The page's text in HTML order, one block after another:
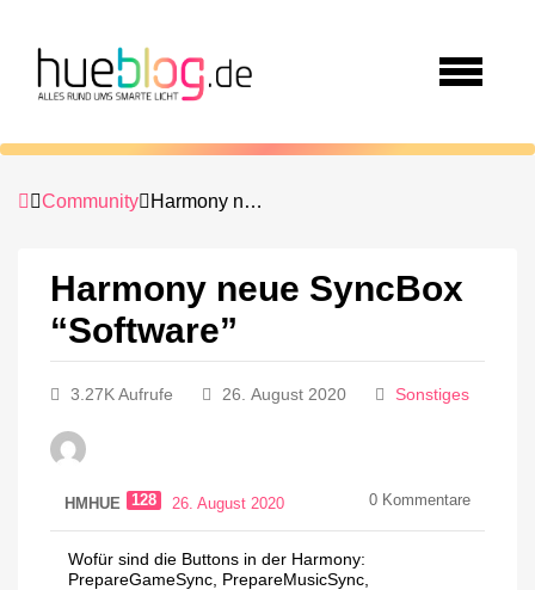
Community Harmony neue SyncBox “Software”
Harmony neue SyncBox
“Software”
3.27K Aufrufe 26. August 2020 Sonstiges
HMHUE 128 26. August 2020 0 Kommentare
Wofür sind die Buttons in der Harmony:
PrepareGameSync, PrepareMusicSync,